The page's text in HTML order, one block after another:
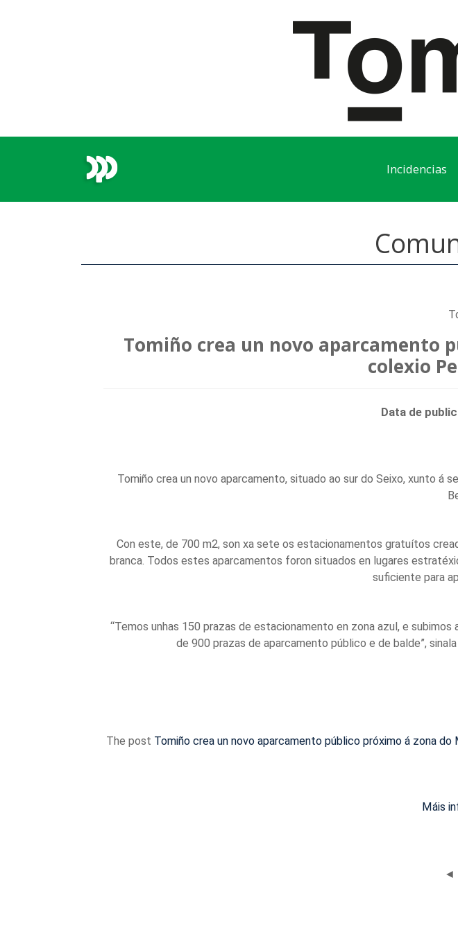
Incidencias
Tomiño crea un novo aparcamento
colexio
Data de
Tomiño crea un novo aparcamento, situado ao sur do Seixo, xunto á
Con este, de 700 m2, son xa sete os estacionamentos gratuítos
branca. Todos estes aparcamentos foron situados en lugares
suficiente para
“Temos unhas 150 prazas de estacionamento en zona azul, e
de 900 prazas de aparcamento público e de balde”,
The post Tomiño crea un novo aparcamento público próximo á zona
Máis
◄